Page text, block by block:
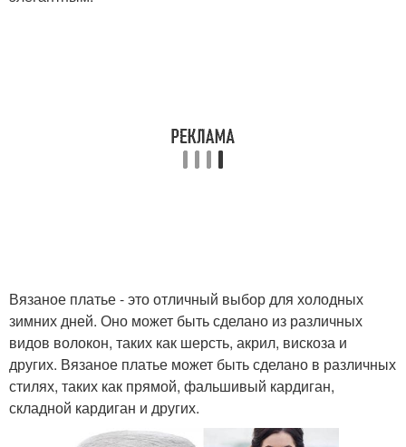
Вязаное платье - это отличный выбор для холодных
зимних дней. Оно может быть сделано из различных
видов волокон, таких как шерсть, акрил, вискоза и
других. Вязаное платье может быть сделано в различных
стилях, таких как прямой, фальшивый кардиган,
складной кардиган и других.